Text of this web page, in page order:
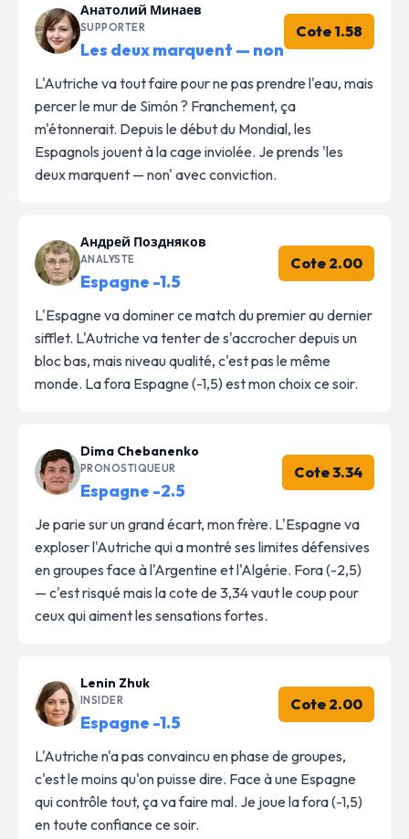
Анатолий Минаев
SUPPORTER
Les deux marquent — non
Cote 1.58
L'Autriche va tout faire pour ne pas prendre l'eau, mais
percer le mur de Simón ? Franchement, ça
m'étonnerait. Depuis le début du Mondial, les
Espagnols jouent à la cage inviolée. Je prends 'les
deux marquent — non' avec conviction.
Андрей Поздняков
ANALYSTE
Espagne -1.5
Cote 2.00
L'Espagne va dominer ce match du premier au dernier
sifflet. L'Autriche va tenter de s'accrocher depuis un
bloc bas, mais niveau qualité, c'est pas le même
monde. La fora Espagne (-1,5) est mon choix ce soir.
Dima Chebanenko
PRONOSTIQUEUR
Espagne -2.5
Cote 3.34
Je parie sur un grand écart, mon frère. L'Espagne va
exploser l'Autriche qui a montré ses limites défensives
en groupes face à l'Argentine et l'Algérie. Fora (-2,5)
— c'est risqué mais la cote de 3,34 vaut le coup pour
ceux qui aiment les sensations fortes.
Lenin Zhuk
INSIDER
Espagne -1.5
Cote 2.00
L'Autriche n'a pas convaincu en phase de groupes,
c'est le moins qu'on puisse dire. Face à une Espagne
qui contrôle tout, ça va faire mal. Je joue la fora (-1,5)
en toute confiance ce soir.